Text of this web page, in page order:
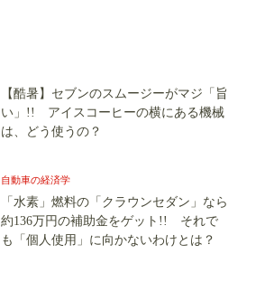
【酷暑】セブンのスムージーがマジ「旨
い」!! アイスコーヒーの横にある機械
は、どう使うの？
自動車の経済学
「水素」燃料の「クラウンセダン」なら
約136万円の補助金をゲット!! それで
も「個人使用」に向かないわけとは？